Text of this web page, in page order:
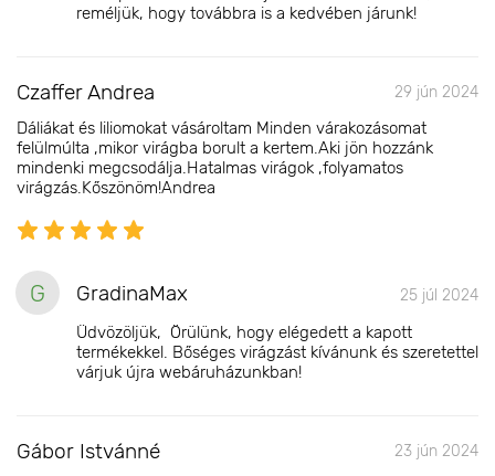
reméljük, hogy továbbra is a kedvében járunk!
Czaffer Andrea 29 jún 2024
Dáliákat és liliomokat vásároltam Minden várakozásomat
felülmúlta ,mikor virágba borult a kertem.Aki jön hozzánk
mindenki megcsodálja.Hatalmas virágok ,folyamatos
virágzás.Kőszönöm!Andrea
G GradinaMax 25 júl 2024
Üdvözöljük, Örülünk, hogy elégedett a kapott
termékekkel. Bőséges virágzást kívánunk és szeretettel
várjuk újra webáruházunkban!
Gábor Istvánné 23 jún 2024